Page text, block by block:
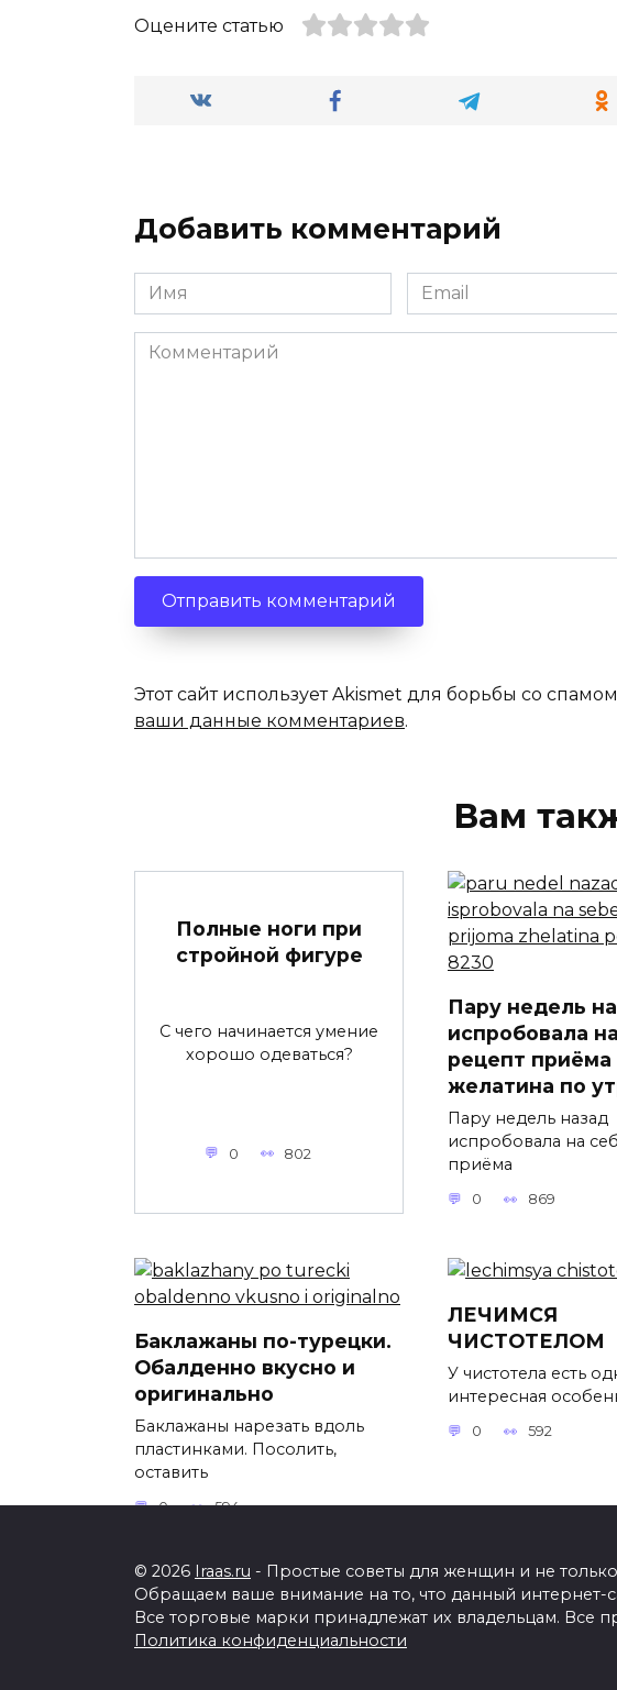
Оцените статью
Добавить комментарий
Имя
*
Email
*
Комментарий
Этот сайт использует Akismet для борьбы со
ваши данные комментариев.
Вам
Полные ноги при
стройной фигуре
С чего начинается умение
хорошо одеваться?
0 802
Пару недель
испробовала
рецепт приёма
желатина по
Пару недель назад
испробовала на
приёма
0 869
Баклажаны по-турецки.
Обалденно вкусно и
оригинально
Баклажаны нарезать вдоль
пластинками. Посолить,
оставить
0 594
ЛЕЧИМСЯ
ЧИСТОТЕЛОМ
У чистотела есть
интересная
0 592
© 2026 Iraas.ru - Простые советы для женщин и не
Обращаем ваше внимание на то, что данный
Все торговые марки принадлежат их владельцам. Все
Политика конфиденциальности